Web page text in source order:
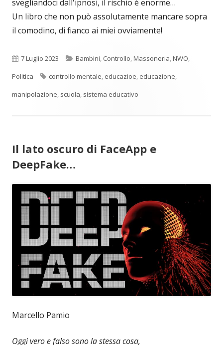
svegliandoci dall'ipnosi, il rischio è enorme…
Un libro che non può assolutamente mancare sopra
il comodino, di fianco ai miei ovviamente!
Pubblicato
7 Luglio 2023 Categorie
Bambini, Controllo,Massoneria,NWO,
Politica
Tag
controllo mentale, educazioe, educazione,
manipolazione, scuola, sistema educativo
Il lato oscuro di FaceApp e
DeepFake…
Marcello Pamio
Oggi vero e falso sono la stessa cosa,